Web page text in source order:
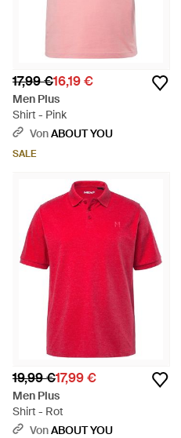
17,99 €16,19 €
Men Plus
Shirt - Pink
VonABOUT YOU
SALE
19,99 €17,99 €
Men Plus
Shirt - Rot
VonABOUT YOU